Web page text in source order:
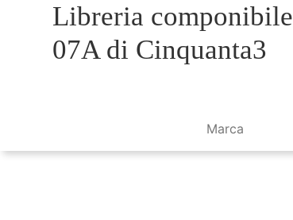
Libreria componibile
07A di Cinquanta3
Marca